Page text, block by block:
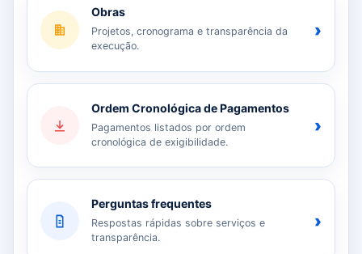
Obras
Projetos, cronograma e transparência da
execução.
›
Ordem Cronológica de Pagamentos
Pagamentos listados por ordem
cronológica de exigibilidade.
›
Perguntas frequentes
Respostas rápidas sobre serviços e
transparência.
›